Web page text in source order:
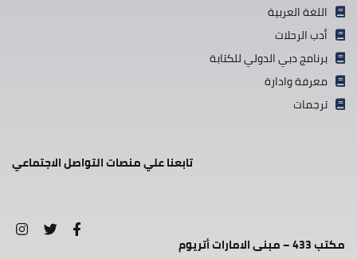
اللغة العربية
أدب الرحلات
برنامج دبي الدولي للكتابة
معرفة وادارة
ترجمات
تابعنا علي منصات التواصل الاجتماعي
مكتب 433 – مبنى الامارات أتريوم